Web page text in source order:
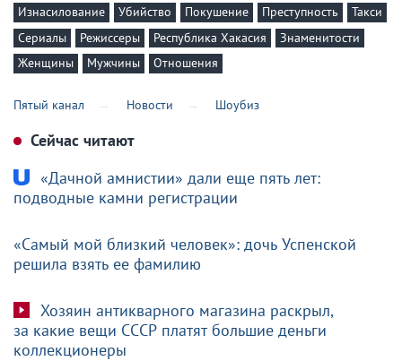
Изнасилование Убийство Покушение Преступность
Такси
Сериалы
Режиссеры Республика Хакасия
Знаменитости
Женщины
Мужчины Отношения
Пятый канал Новости Шоубиз
Сейчас читают
«Дачной амнистии» дали еще пять лет:
подводные камни регистрации
«Самый мой близкий человек»: дочь Успенской
решила взять ее фамилию
Хозяин антикварного магазина раскрыл,
за какие вещи СССР платят большие деньги
коллекционеры